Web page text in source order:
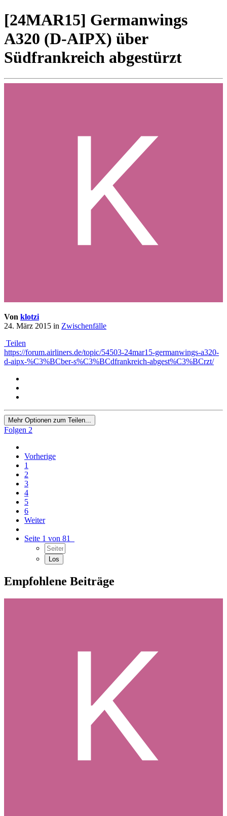
[24MAR15] Germanwings
A320 (D-AIPX) über
Südfrankreich abgestürzt
Von klotzi
24. März 2015 in Zwischenfälle
Teilen
https://forum.airliners.de/topic/54503-24mar15-germanwings-a320-
d-aipx-%C3%BCber-s%C3%BCdfrankreich-abgest%C3%BCrzt/
Mehr Optionen zum Teilen...
Folgen 2
Vorherige
1
2
3
4
5
6
Weiter
Seite 1 von 81
Empfohlene Beiträge